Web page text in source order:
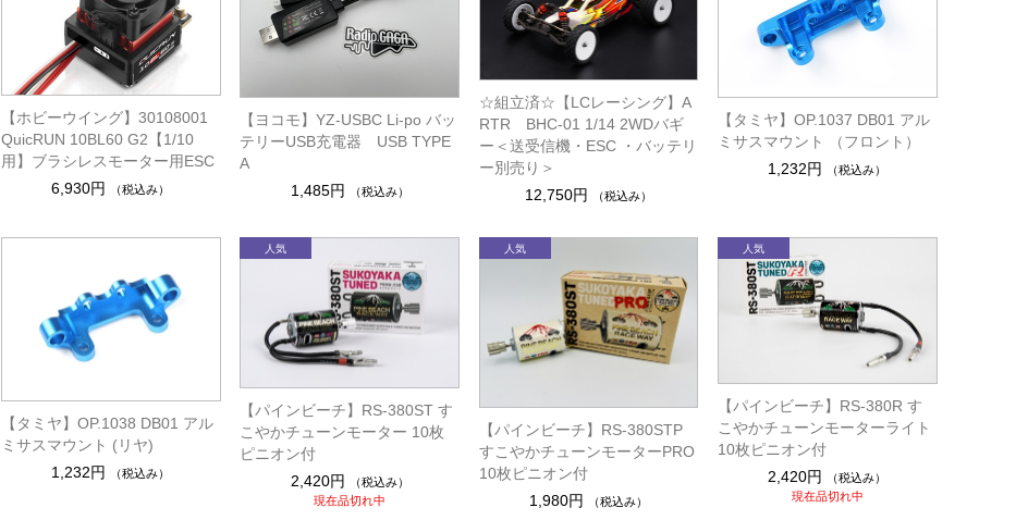
【ホビーウイング】30108001
QuicRUN 10BL60 G2【1/10
用】ブラシレスモーター用ESC
6,930円
（税込み）
【ヨコモ】YZ-USBC Li-po バッ
テリーUSB充電器 USB TYPE
A
1,485円
（税込み）
☆組立済☆【LCレーシング】A
RTR BHC-01 1/14 2WDバギ
ー＜送受信機・ESC ・バッテリ
ー別売り＞
12,750円
（税込み）
【タミヤ】OP.1037 DB01 アル
ミサスマウント （フロント）
1,232円
（税込み）
【タミヤ】OP.1038 DB01 アル
ミサスマウント (リヤ)
1,232円
（税込み）
【パインビーチ】RS-380ST す
こやかチューンモーター 10枚
ピニオン付
2,420円
（税込み）
現在品切れ中
【パインビーチ】RS-380STP
すこやかチューンモーターPRO
10枚ピニオン付
1,980円
（税込み）
【パインビーチ】RS-380R す
こやかチューンモーターライト
10枚ピニオン付
2,420円
（税込み）
現在品切れ中